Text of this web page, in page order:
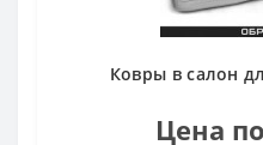
Ковры в салон
Цена